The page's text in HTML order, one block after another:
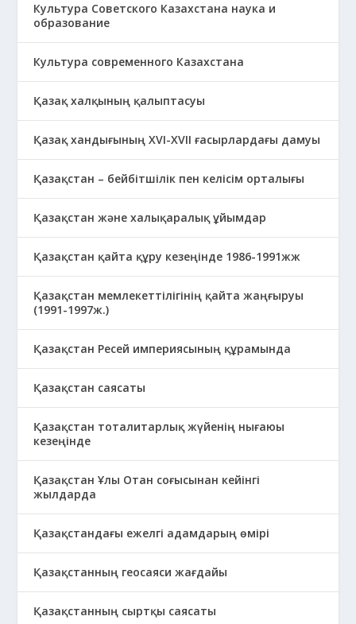
Культура Советского Казахстана наука и
образование
Культура современного Казахстана
Қазақ халқының қалыптасуы
Қазақ хандығының XVI-XVII ғасырлардағы дамуы
Қазақстан – бейбітшілік пен келісім орталығы
Қазақстан және халықаралық ұйымдар
Қазақстан қайта құру кезеңінде 1986-1991жж
Қазақстан мемлекеттілігінің қайта жаңғыруы
(1991-1997ж.)
Қазақстан Ресей империясының құрамында
Қазақстан саясаты
Қазақстан тоталитарлық жүйенің нығаюы
кезеңінде
Қазақстан Ұлы Отан соғысынан кейінгі
жылдарда
Қазақстандағы ежелгі адамдарың өмірі
Қазақстанның геосаяси жағдайы
Қазақстанның сыртқы саясаты